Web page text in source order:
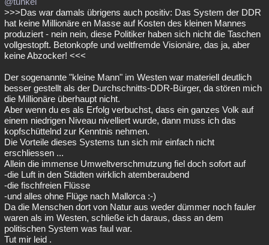
>>>Das war damals übrigens auch positiv: Das System der DDR
hat keine Millionäre en Masse auf Kosten des kleinen Mannes
produziert - nein nein, diese Politiker haben sich nicht die Taschen
vollgestopft. Betonkopfe und weltfremde Visionäre, das ja, aber
keine Abzocker! <<<
Der sogenannte "kleine Mann" im Westen war materiell deutlich
besser gestellt als der Durchschnitts-DDR-Bürger, da stören mich
die Millionäre überhaupt nicht.
Aber wenn du es als Erfolg verbuchst, dass ein ganzes Volk auf
einem niedrigen Niveau nivelliert wurde, dann muss ich das
kopfschüttelnd zur Kenntnis nehmen.
Die Vorteile dieses Systems tun sich mir einfach nicht
erschliessen ...
Allein die immense Umweltverschmutzung fiel doch sofort auf
-die Luft in den Städten wirklich atemberaubend
-die fischfreien Flüsse
-und alles ohne Flüge nach Mallorca :-)
Da die Menschen dort von Natur aus weder dümmer noch fauler
waren als im Westen, schließe ich daraus, dass an dem
politischen System was faul war.
Tut mir leid .